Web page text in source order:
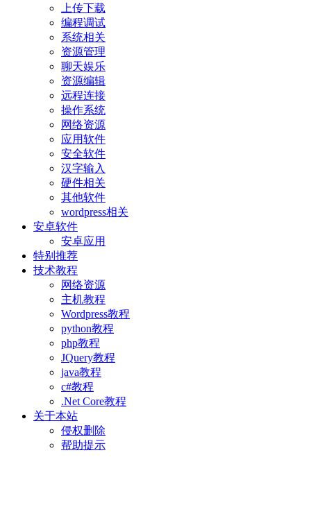
上传下载
编程调试
系统相关
资源管理
聊天娱乐
资源编辑
远程连接
操作系统
网络资源
应用软件
安全软件
汉字输入
硬件相关
其他软件
wordpress相关
安卓软件
安卓应用
特别推荐
技术教程
网络资源
主机教程
Wordpress教程
python教程
php教程
JQuery教程
java教程
c#教程
.Net Core教程
关于本站
侵权删除
帮助提示